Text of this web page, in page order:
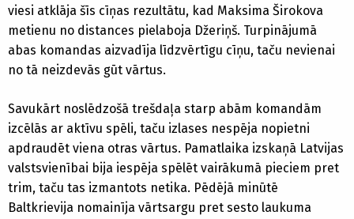
viesi atklāja šīs cīņas rezultātu, kad Maksima Širokova
metienu no distances pielaboja Džeriņš. Turpinājumā
abas komandas aizvadīja līdzvērtīgu cīņu, taču nevienai
no tā neizdevās gūt vārtus.
Savukārt noslēdzošā trešdaļa starp abām komandām
izcēlās ar aktīvu spēli, taču izlases nespēja nopietni
apdraudēt viena otras vārtus. Pamatlaika izskaņā Latvijas
valstsvienībai bija iespēja spēlēt vairākumā pieciem pret
trim, taču tas izmantots netika. Pēdējā minūtē
Baltkrievija nomainīja vārtsargu pret sesto laukuma